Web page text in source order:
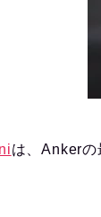
は、Ankerの